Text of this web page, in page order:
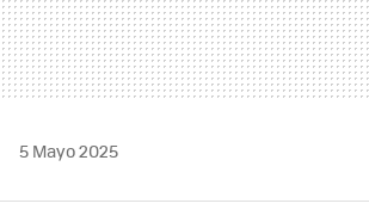
5 Mayo 2025